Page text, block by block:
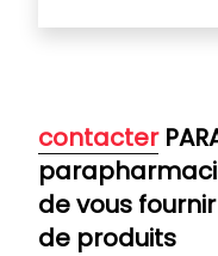
contacter
de vous
de produits